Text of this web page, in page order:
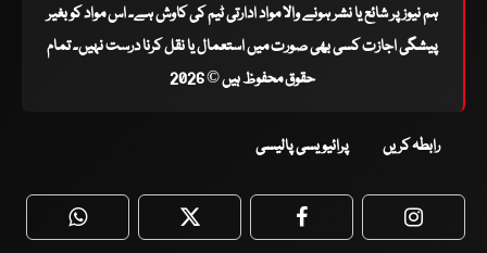
ہم نیوز پر شائع یا نشر ہونے والا مواد ادارتی ٹیم کی کاوش ہے۔ اس مواد کو بغیر
پیشگی اجازت کسی بھی صورت میں استعمال یا نقل کرنا درست نہیں۔ تمام
حقوق محفوظ ہیں © 2026
رابطہ کریں پرائیویسی پالیسی
WhatsApp Twitter Facebook